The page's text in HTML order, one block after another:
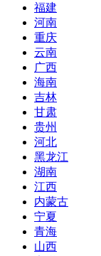
福建
河南
重庆
云南
广西
海南
吉林
甘肃
贵州
河北
黑龙江
湖南
江西
内蒙古
宁夏
青海
山西